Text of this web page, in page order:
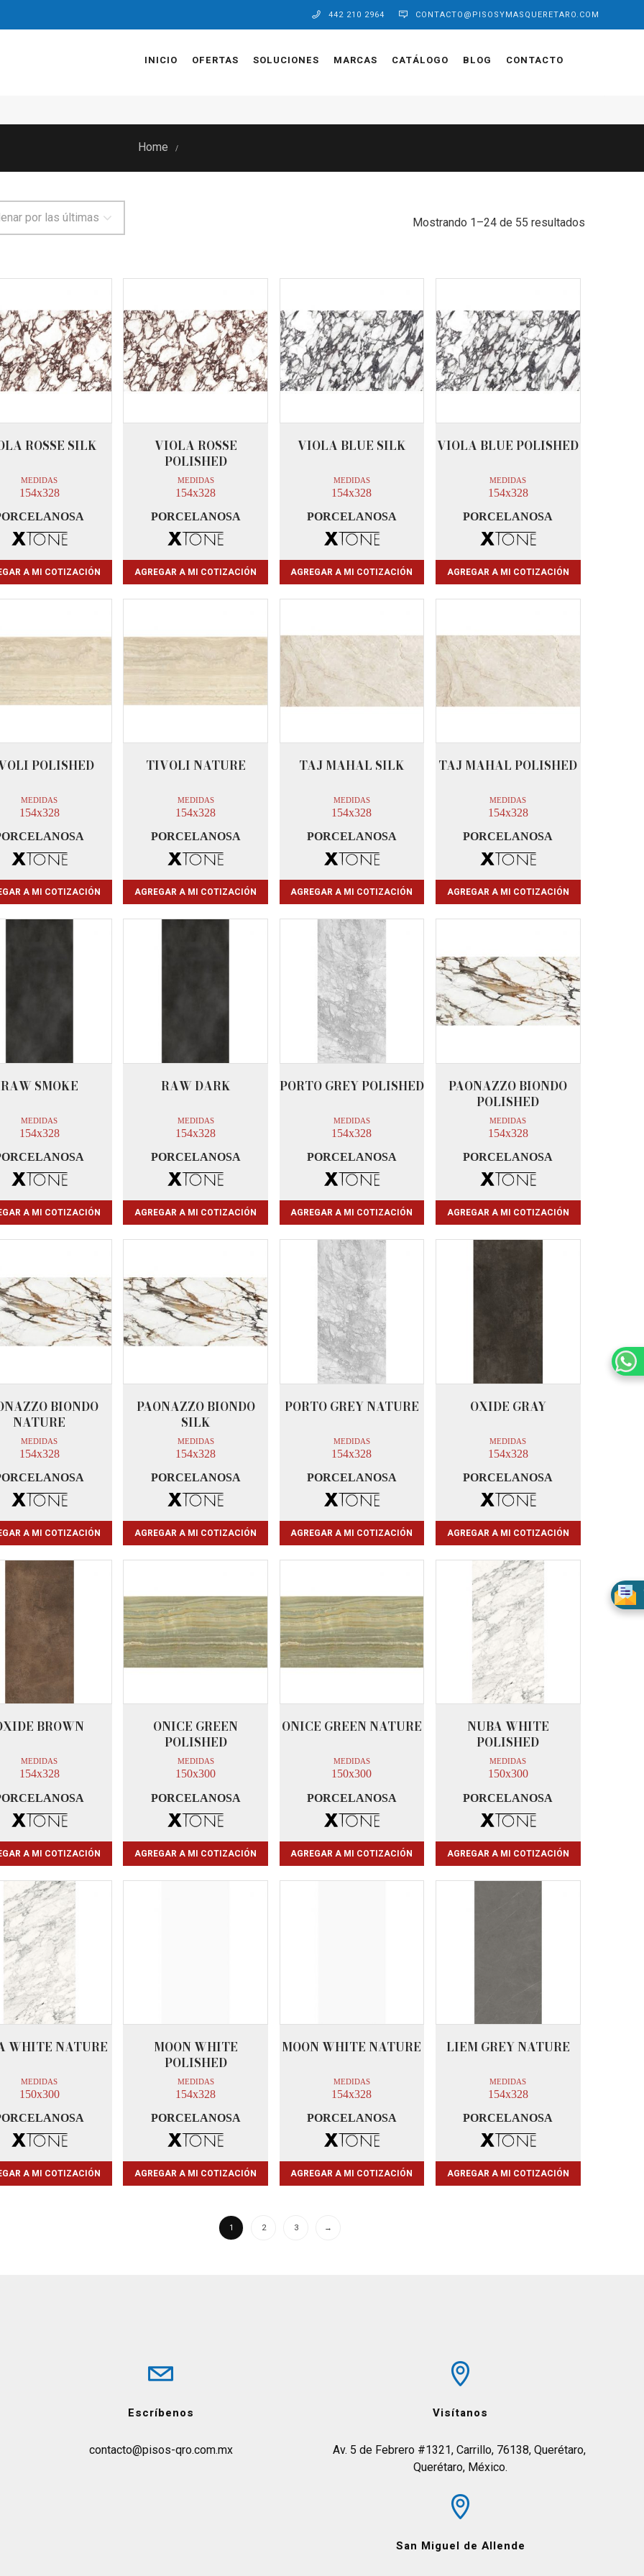
442 210 2964 CONTACTO@PISOSYMASQUERETARO.COM
INICIO OFERTAS SOLUCIONES MARCAS CATÁLOGO BLOG CONTACTO
Home /
Mostrando 1–24 de 55 resultados
por las últimas
ROSSE SILK
MEDIDAS
154x328
A MI COTIZACIÓN
VIOLA ROSSE
POLISHED
MEDIDAS
154x328
PORCELANOSA
AGREGAR A MI COTIZACIÓN
VIOLA BLUE SILK
MEDIDAS
154x328
PORCELANOSA
AGREGAR A MI COTIZACIÓN
VIOLA BLUE POLISHED
MEDIDAS
154x328
PORCELANOSA
AGREGAR A MI COTIZACIÓN
POLISHED
MEDIDAS
154x328
A MI COTIZACIÓN
TIVOLI NATURE
MEDIDAS
154x328
PORCELANOSA
AGREGAR A MI COTIZACIÓN
TAJ MAHAL SILK
MEDIDAS
154x328
PORCELANOSA
AGREGAR A MI COTIZACIÓN
TAJ MAHAL POLISHED
MEDIDAS
154x328
PORCELANOSA
AGREGAR A MI COTIZACIÓN
RAW SMOKE
MEDIDAS
154x328
A MI COTIZACIÓN
RAW DARK
MEDIDAS
154x328
PORCELANOSA
AGREGAR A MI COTIZACIÓN
PORTO GREY POLISHED
MEDIDAS
154x328
PORCELANOSA
AGREGAR A MI COTIZACIÓN
PAONAZZO BIONDO
POLISHED
MEDIDAS
154x328
PORCELANOSA
AGREGAR A MI COTIZACIÓN
BIONDO
NATURE
MEDIDAS
154x328
A MI COTIZACIÓN
PAONAZZO BIONDO
SILK
MEDIDAS
154x328
PORCELANOSA
AGREGAR A MI COTIZACIÓN
PORTO GREY NATURE
MEDIDAS
154x328
PORCELANOSA
AGREGAR A MI COTIZACIÓN
OXIDE GRAY
MEDIDAS
154x328
PORCELANOSA
AGREGAR A MI COTIZACIÓN
BROWN
MEDIDAS
154x328
A MI COTIZACIÓN
ONICE GREEN
POLISHED
MEDIDAS
150x300
PORCELANOSA
AGREGAR A MI COTIZACIÓN
ONICE GREEN NATURE
MEDIDAS
150x300
PORCELANOSA
AGREGAR A MI COTIZACIÓN
NUBA WHITE
POLISHED
MEDIDAS
150x300
PORCELANOSA
AGREGAR A MI COTIZACIÓN
WHITE NATURE
MEDIDAS
150x300
A MI COTIZACIÓN
MOON WHITE
POLISHED
MEDIDAS
154x328
PORCELANOSA
AGREGAR A MI COTIZACIÓN
MOON WHITE NATURE
MEDIDAS
154x328
PORCELANOSA
AGREGAR A MI COTIZACIÓN
LIEM GREY NATURE
MEDIDAS
154x328
PORCELANOSA
AGREGAR A MI COTIZACIÓN
1 2 3 →
Escríbenos
contacto@pisos-qro.com.mx
Visítanos
Av. 5 de Febrero #1321, Carrillo, 76138, Querétaro,
Querétaro, México.
San Miguel de Allende